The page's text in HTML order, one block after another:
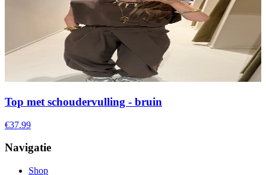
Top met schoudervulling - bruin
€37.99
Navigatie
Shop